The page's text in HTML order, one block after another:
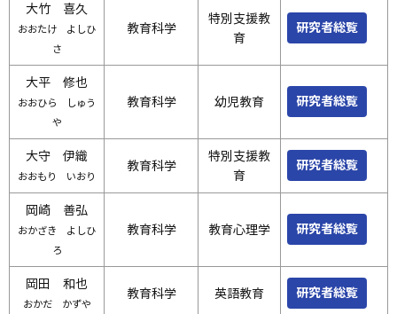
大竹 喜久
おおたけ よしひ
さ
教育科学
特別支援教
育
研究者総覧
大平 修也
おおひら しゅう
や
教育科学 幼児教育 研究者総覧
大守 伊織
おおもり いおり
教育科学
特別支援教
育
研究者総覧
岡崎 善弘
おかざき よしひ
ろ
教育科学 教育心理学 研究者総覧
岡田 和也
おかだ かずや
教育科学 英語教育 研究者総覧